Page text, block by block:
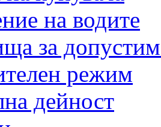
на водите
за
режим
дейност